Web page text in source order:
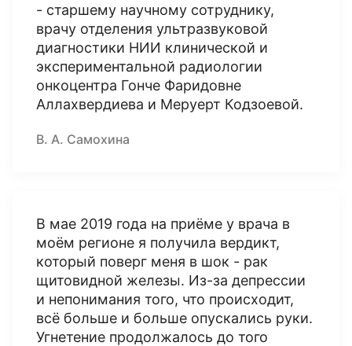
- старшему научному сотруднику,
врачу отделения ультразвуковой
диагностики НИИ клинической и
экспериментальной радиологии
онкоцентра Гонче Фаридовне
Аллахвердиева и Меруерт Кодзоевой.
В. А. Самохина
В мае 2019 года на приёме у врача в
моём регионе я получила вердикт,
который поверг меня в шок - рак
щитовидной железы. Из-за депрессии
и непонимания того, что происходит,
всё больше и больше опускались руки.
Угнетение продолжалось до того